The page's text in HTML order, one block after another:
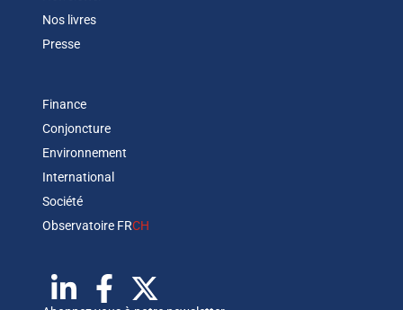
Nos livres
Presse
Finance
Conjoncture
Environnement
International
Société
Observatoire FRCH